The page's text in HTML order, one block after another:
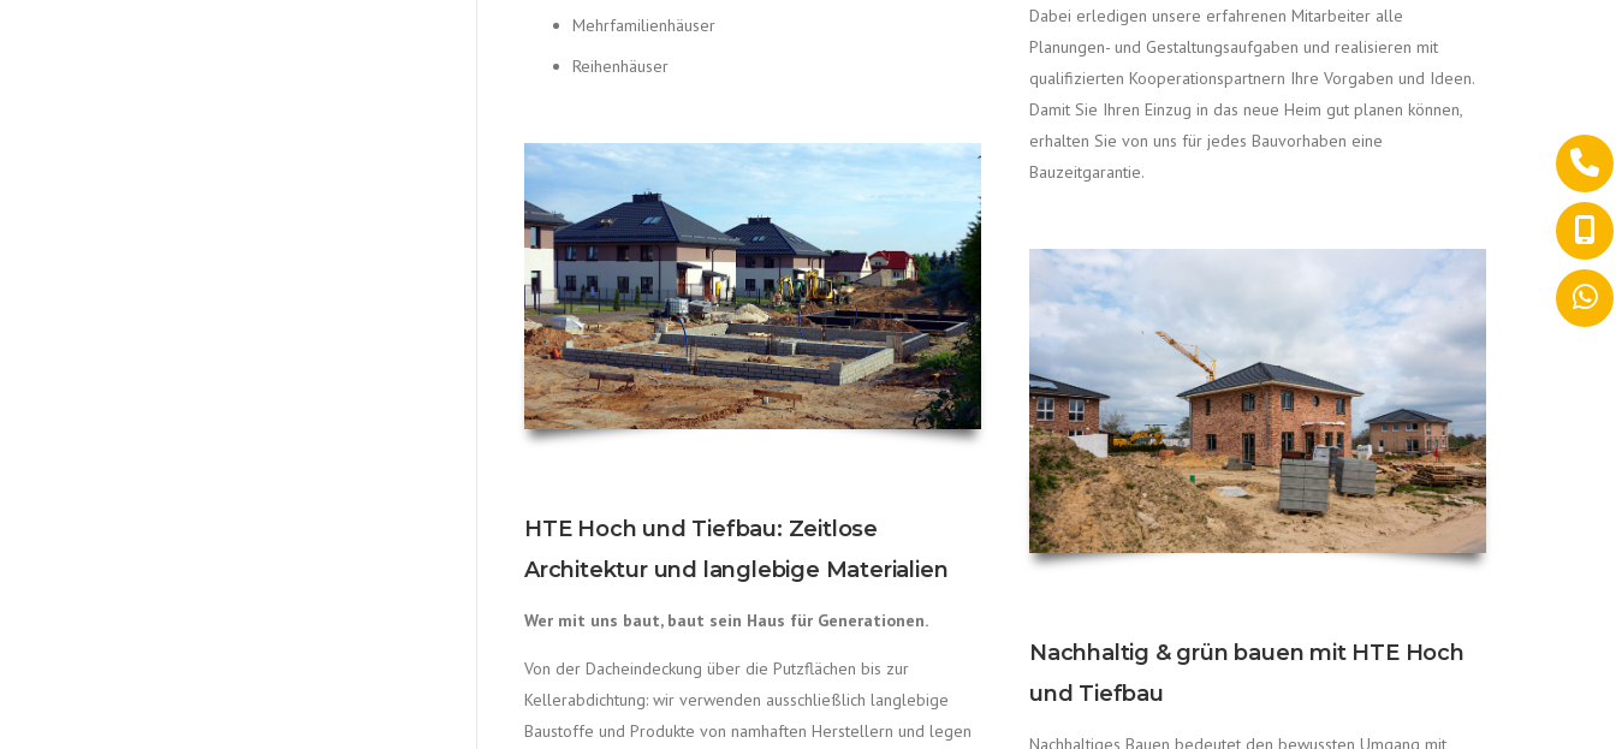
Mehrfamilienhäuser
Reihenhäuser
HTE Hoch und Tiefbau: Zeitlose
Architektur und langlebige Materialien
Wer mit uns baut, baut sein Haus für Generationen.
Von der Dacheindeckung über die Putzflächen bis zur
Kellerabdichtung: wir verwenden ausschließlich langlebige
Baustoffe und Produkte von namhaften Herstellern und legen
Dabei erledigen unsere erfahrenen Mitarbeiter alle
Planungen- und Gestaltungsaufgaben und realisieren mit
qualifizierten Kooperationspartnern Ihre Vorgaben und Ideen.
Damit Sie Ihren Einzug in das neue Heim gut planen können,
erhalten Sie von uns für jedes Bauvorhaben eine
Bauzeitgarantie.
Nachhaltig & grün bauen mit HTE Hoch
und Tiefbau